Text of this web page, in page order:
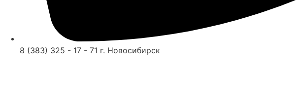
8 (383) 325 - 17 - 71 г. Новосибирск